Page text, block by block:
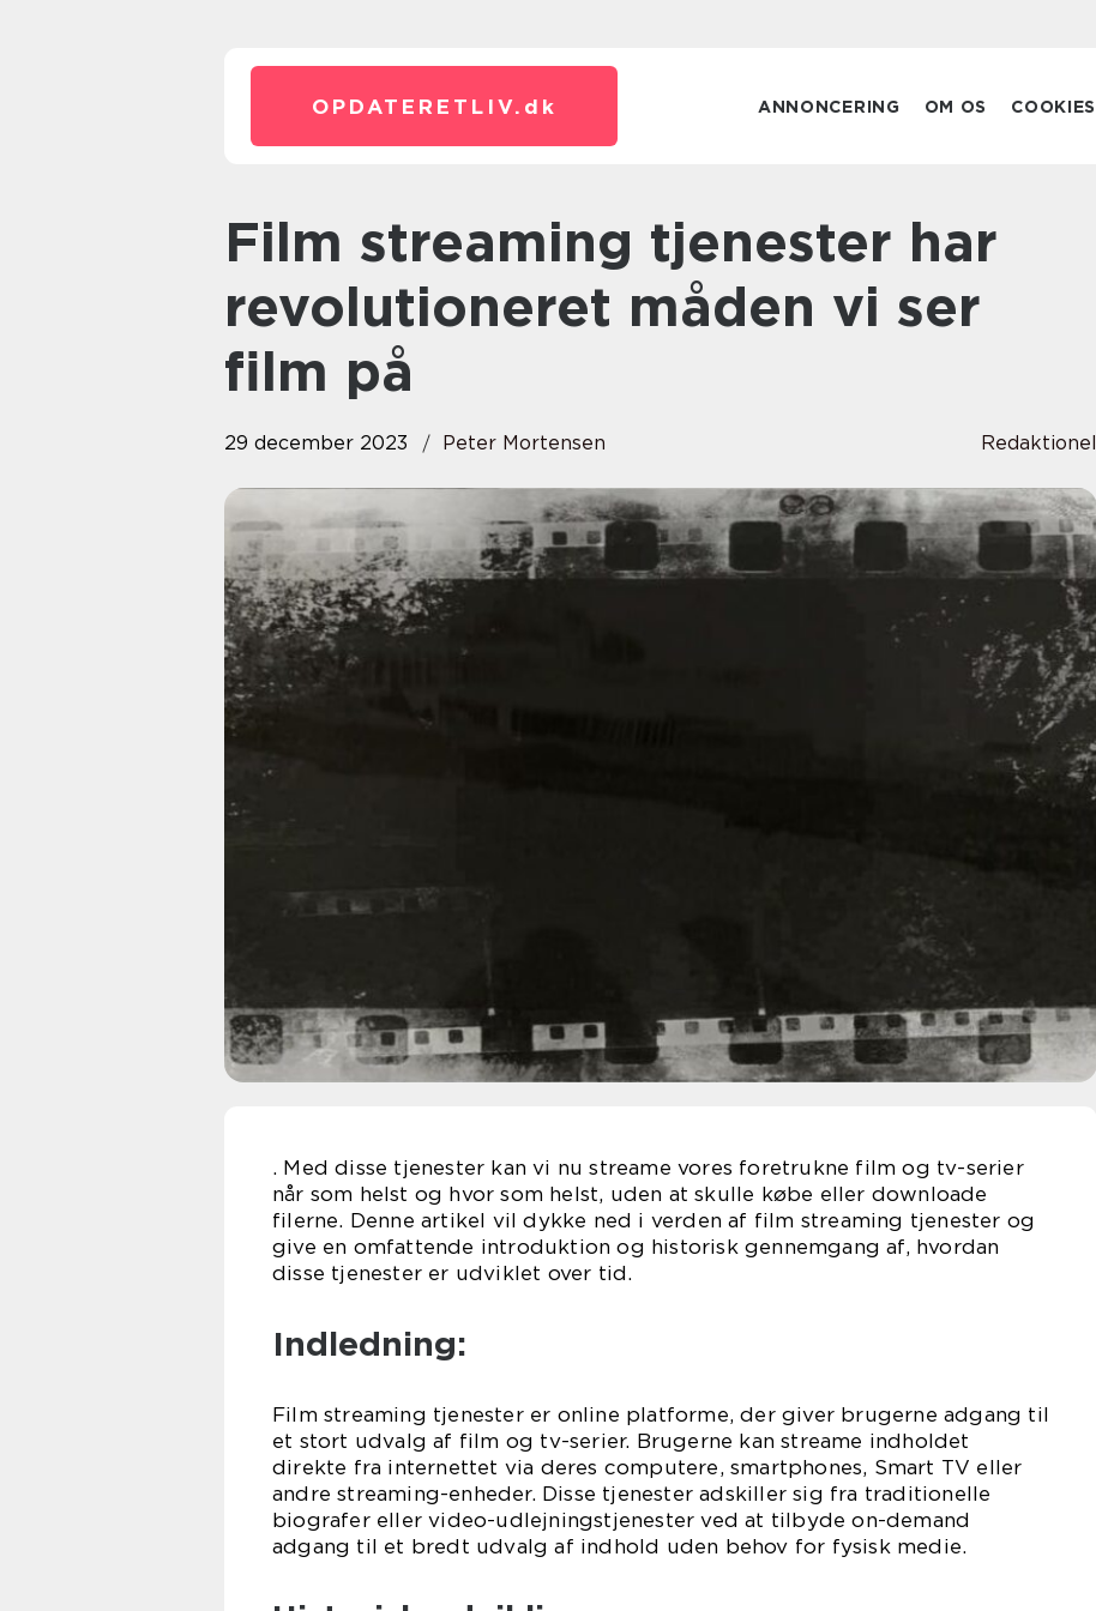
OPDATERETLIV. dk ANNONCERING OM OS COOKIES
Film streaming tjenester har
revolutioneret måden vi ser
film på
29 december 2023 Peter Mortensen Redaktionel
. Med disse tjenester kan vi nu streame vores foretrukne film og tv-serier
når som helst og hvor som helst, uden at skulle købe eller downloade
filerne. Denne artikel vil dykke ned i verden af film streaming tjenester og
give en omfattende introduktion og historisk gennemgang af, hvordan
disse tjenester er udviklet over tid.
Indledning:
Film streaming tjenester er online platforme, der giver brugerne adgang til
et stort udvalg af film og tv-serier. Brugerne kan streame indholdet
direkte fra internettet via deres computere, smartphones, Smart TV eller
andre streaming-enheder. Disse tjenester adskiller sig fra traditionelle
biografer eller video-udlejningstjenester ved at tilbyde on-demand
adgang til et bredt udvalg af indhold uden behov for fysisk medie.